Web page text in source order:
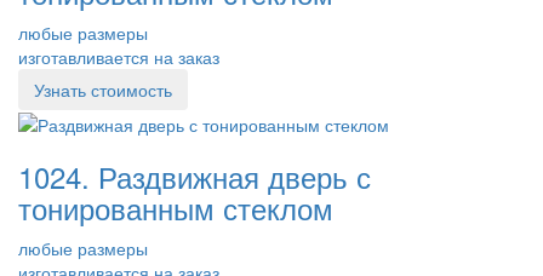
любые размеры
изготавливается на заказ
Узнать стоимость
1024. Раздвижная дверь с
тонированным стеклом
любые размеры